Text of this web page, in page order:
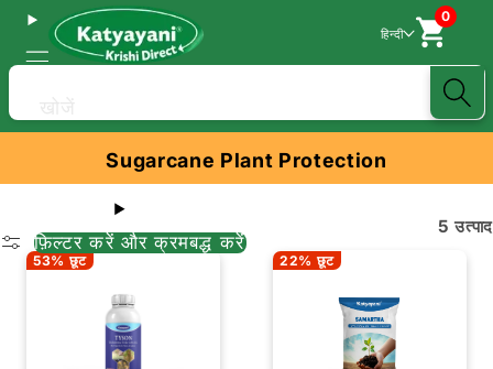
हिन्दी
0
Sugarcane Plant Protection
फ़िल्टर करें और क्रमबद्ध करें
5 उत्पाद
53% छूट 22% छूट